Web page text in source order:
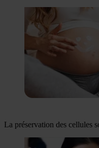
La préservation des cellules